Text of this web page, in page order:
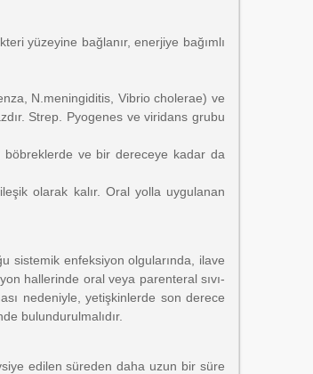
yüzeyine bağlanır, enerjiye bağımlı
N.meningiditis, Vibrio cholerae) ve
Strep. Pyogenes ve viridans grubu
böbreklerde ve bir dereceye kadar da
olarak kalır. Oral yolla uygulanan
sistemik enfeksiyon olgularında, ilave
hallerinde oral veya parenteral sıvı-
nedeniyle, yetişkinlerde son derece
bulundurulmalıdır.
edilen süreden daha uzun bir süre